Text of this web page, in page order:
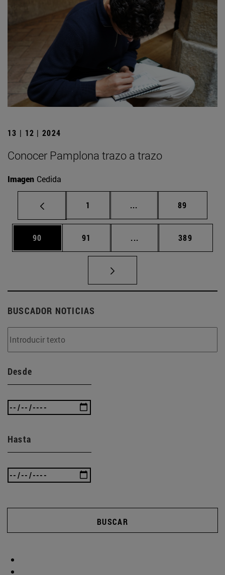
13 | 12 | 2024
Conocer Pamplona trazo a trazo
Imagen Cedida
Página
1 ... Páginas intermedias
Página
89
Página
90 Página
91 ... Páginas intermedias
Página
389
BUSCADOR NOTICIAS
Desde
Hasta
BUSCAR